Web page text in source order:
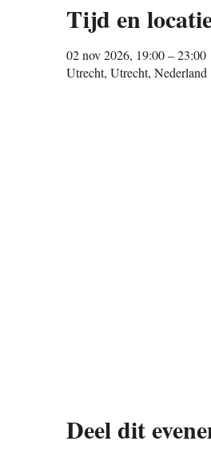
Tijd en
02 nov 2026, 19:00 – 23:00
Utrecht, Utrecht, Nederland
Deel dit